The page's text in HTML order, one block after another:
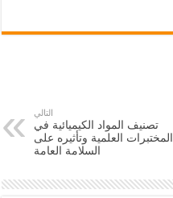
التالي
تصنيف المواد الكيميائية في
المختبرات العلمية وتأثيره على
السلامة العامة